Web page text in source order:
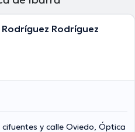
Rodríguez
y calle Oviedo, Óptica